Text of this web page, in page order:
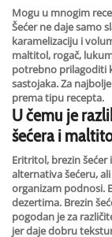
Mogu u mnogim
Šećer ne daje samo
karamelizaciju i
maltitol, rogač,
potrebno prilagoditi
sastojaka. Za
prema tipu recepta.
U čemu je
šećera i
Eritritol, brezin
alternativa šećeru,
organizam podnosi.
dezertima. Brezin
pogodan je za
jer daje dobru